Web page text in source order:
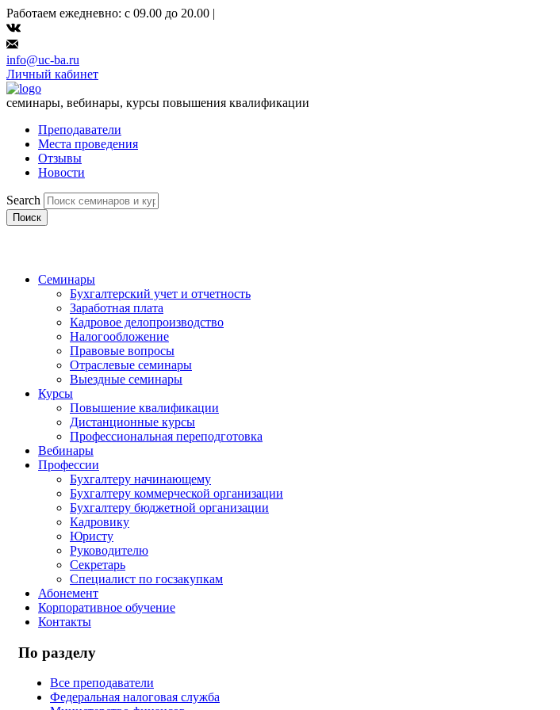
Работаем ежедневно: с 09.00 до 20.00 |
info@uc-ba.ru
Личный кабинет
семинары, вебинары, курсы повышения квалификации
Преподаватели
Места проведения
Отзывы
Новости
Search
Поиск
Семинары
Бухгалтерский учет и отчетность
Заработная плата
Кадровое делопроизводство
Налогообложение
Правовые вопросы
Отраслевые семинары
Выездные семинары
Курсы
Повышение квалификации
Дистанционные курсы
Профессиональная переподготовка
Вебинары
Профессии
Бухгалтеру начинающему
Бухгалтеру коммерческой организации
Бухгалтеру бюджетной организации
Кадровику
Юристу
Руководителю
Секретарь
Специалист по госзакупкам
Абонемент
Корпоративное обучение
Контакты
По разделу
Все преподаватели
Федеральная налоговая служба